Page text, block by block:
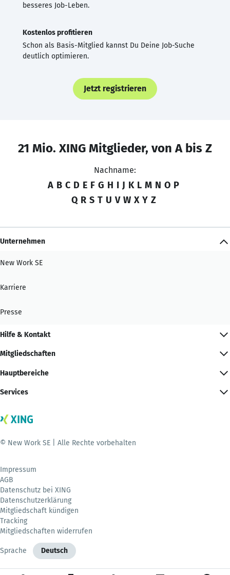
besseres Job-Leben.
Kostenlos profitieren
Schon als Basis-Mitglied kannst Du Deine Job-Suche
deutlich optimieren.
Jetzt registrieren
21 Mio. XING Mitglieder, von A bis Z
Nachname:
A B C D E F G H I J K L M N O P
Q R S T U V W X Y Z
Unternehmen
New Work SE
Karriere
Presse
Hilfe & Kontakt
Mitgliedschaften
Hauptbereiche
Services
© New Work SE | Alle Rechte vorbehalten
Impressum
AGB
Datenschutz bei XING
Datenschutzerklärung
Mitgliedschaft kündigen
Tracking
Mitgliedschaften widerrufen
Sprache Deutsch